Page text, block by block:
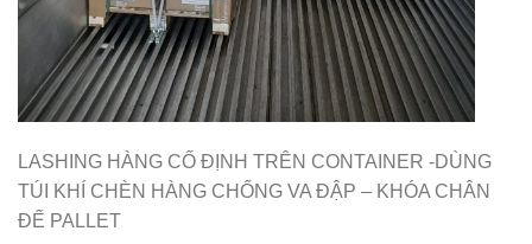
LASHING HÀNG CỐ ĐỊNH TRÊN CONTAINER -DÙNG
TÚI KHÍ CHÈN HÀNG CHỐNG VA ĐẬP – KHÓA CHÂN
ĐẾ PALLET